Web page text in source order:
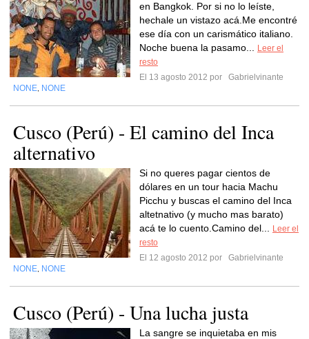
en Bangkok. Por si no lo leíste,
hechale un vistazo acá.Me encontré
ese día con un carismático italiano.
Noche buena la pasamo...
Leer el
resto
El 13 agosto 2012 por
Gabrielvinante
NONE NONE
Cusco (Perú) - El camino del Inca
alternativo
Si no queres pagar cientos de
dólares en un tour hacia Machu
Picchu y buscas el camino del Inca
altetnativo (y mucho mas barato)
acá te lo cuento.Camino del...
Leer el
resto
El 12 agosto 2012 por
Gabrielvinante
NONE NONE
Cusco (Perú) - Una lucha justa
La sangre se inquietaba en mis